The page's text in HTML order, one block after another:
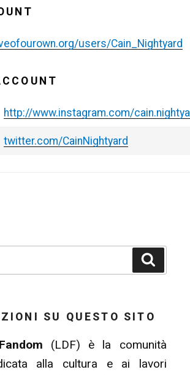
users/Cain_Nightyard
http://www.instagram.com/
twitter.com/CainNightyard
SU QUESTO SITO
(LDF) è la comunità
alla cultura e ai lavori